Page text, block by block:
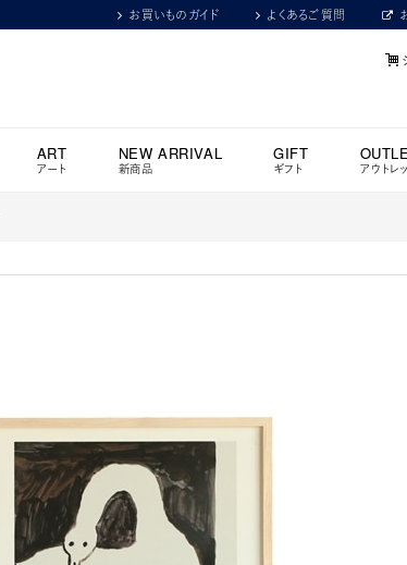
お買いものガイド よくあるご質問
ART
アート
NEW ARRIVAL
新商品
GIFT
ギフト アウトレ